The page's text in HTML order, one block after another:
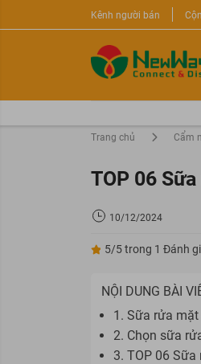
Kênh người bán
Trang chủ Cẩm
TOP 06
10/12/2024
5/5 trong 1 Đánh
NỘI DUNG BÀI
1. Sữa rửa
2. Chọn sữa
3. TOP 06